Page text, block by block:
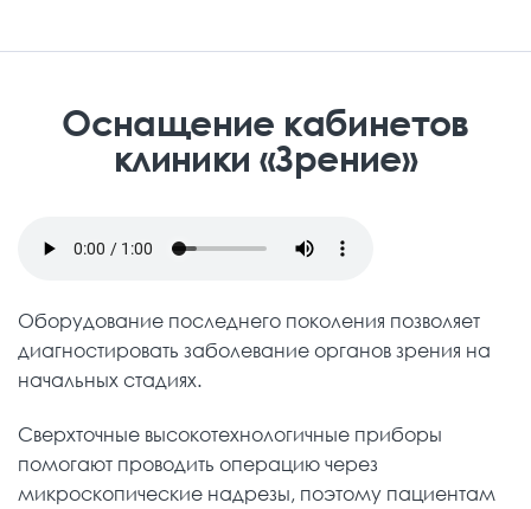
Оснащение кабинетов
клиники «Зрение»
Оборудование последнего поколения позволяет
диагностировать заболевание органов зрения на
начальных стадиях.
Сверхточные высокотехнологичные приборы
помогают проводить операцию через
микроскопические надрезы, поэтому пациентам